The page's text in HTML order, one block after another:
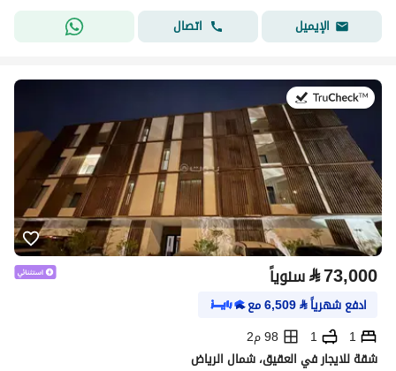
الإيميل
اتصال
⃁73,000 سنوياً
ادفع شهرياً⃁
6,509مع
1
1
98 م2
شقة للايجار في العقيق، شمال الرياض